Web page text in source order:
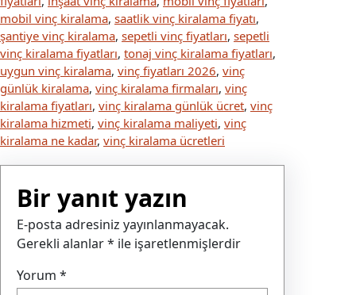
mobil vinç kiralama, saatlik vinç kiralama fiyatı
şantiye vinç kiralama, sepetli vinç fiyatları, sepetli
vinç kiralama fiyatları, tonaj vinç kiralama fiyatları
uygun vinç kiralama, vinç fiyatları 2026, vinç
günlük kiralama, vinç kiralama firmaları, vinç
kiralama fiyatları, vinç kiralama günlük ücret, vinç
kiralama hizmeti, vinç kiralama maliyeti, vinç
kiralama ne kadar, vinç kiralama ücretleri
Bir yanıt yazın
E-posta adresiniz yayınlanmayacak.
Gerekli alanlar* ile işaretlenmişlerdir
Yorum *